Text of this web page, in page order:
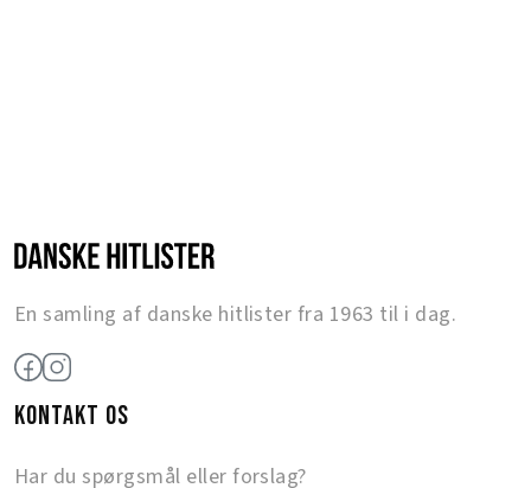
En samling af danske hitlister fra 1963 til i dag.
KONTAKT OS
Har du spørgsmål eller forslag?